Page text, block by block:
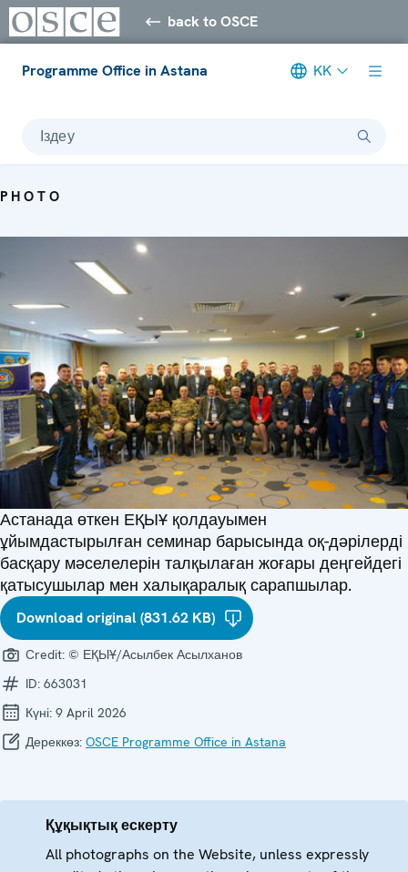
back to OSCE
Programme Office in Astana KK
Іздеу
PHOTO
Астанада өткен ЕҚЫҰ қолдауымен
ұйымдастырылған семинар барысында оқ-дәрілерді
басқару мәселелерін талқылаған жоғары деңгейдегі
қатысушылар мен халықаралық сарапшылар.
Download original (831.62 KB)
Credit: © ЕҚЫҰ/Асылбек Асылханов
ID: 663031
Күні: 9 April 2026
Дереккөз: OSCE Programme Office in Astana
Құқықтық ескерту
All photographs on the Website, unless expressly